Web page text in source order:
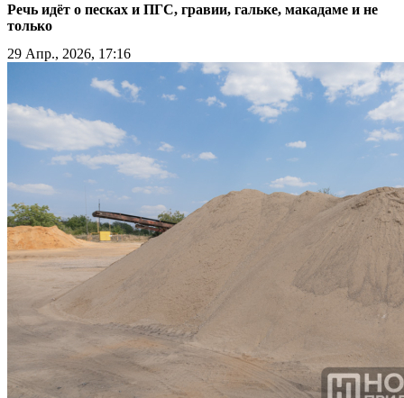
Речь идёт о песках и ПГС, гравии, гальке, макадаме и не
только
29 Апр., 2026, 17:16